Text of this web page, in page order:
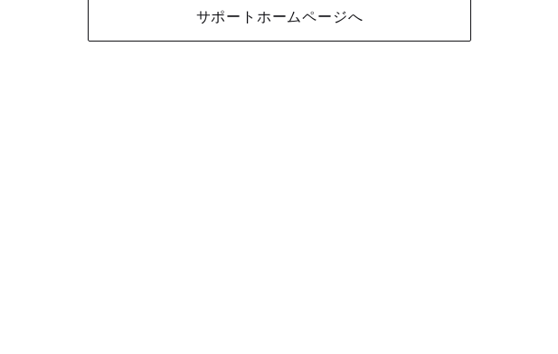
サポートホームページへ